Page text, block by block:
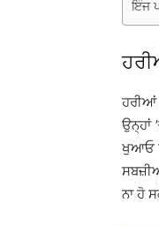
ਇੰਜ
ਹਰੀਆਂ
ਉਨ੍ਹਾਂ
ਖੁਆਓ
ਨਾ ਹੋ